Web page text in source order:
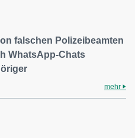
falschen Polizeibeamten
WhatsApp-Chats
mehr